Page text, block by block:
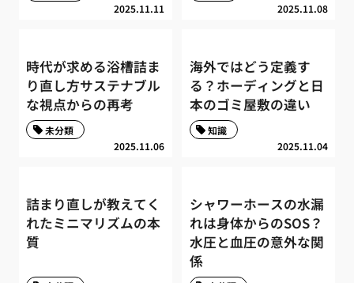
2025.11.11 2025.11.08
時代が求める浴槽詰ま
り直し方サステナブル
な視点からの再考
2025.11.06
未分類
海外ではどう定義す
る？ホーディングと日
本のゴミ屋敷の違い
2025.11.04
知識
詰まり直しが教えてく
れたミニマリズムの本
質
シャワーホースの水漏
れは身体からのSOS？
水圧と血圧の意外な関
係